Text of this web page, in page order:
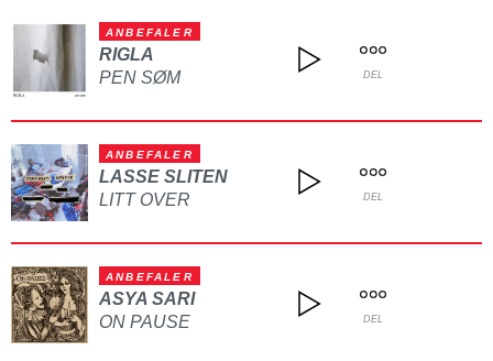
ANBEFALER
RIGLA
PEN SØM
DEL
ANBEFALER
LASSE SLITEN
LITT OVER
DEL
ANBEFALER
ASYA SARI
ON PAUSE
DEL